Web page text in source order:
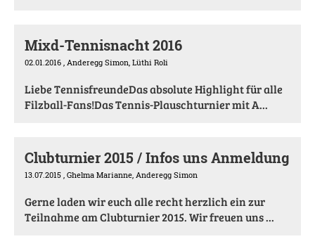
Mixd-Tennisnacht 2016
02.01.2016 , Anderegg Simon, Lüthi Roli
Liebe TennisfreundeDas absolute Highlight für alle
Filzball-Fans!Das Tennis-Plauschturnier mit A...
Clubturnier 2015 / Infos uns Anmeldung
13.07.2015 , Ghelma Marianne, Anderegg Simon
Gerne laden wir euch alle recht herzlich ein zur
Teilnahme am Clubturnier 2015. Wir freuen uns ...